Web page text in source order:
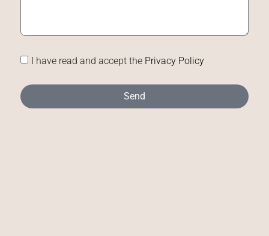
I have read and accept the Privacy Policy
Send